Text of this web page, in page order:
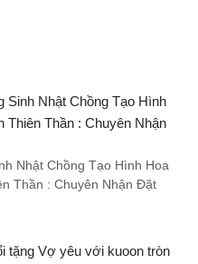
Nhật Chồng Tạo Hình Hoa
Thần : Chuyên Nhận Đặt
tặng Vợ yêu với kuoon tròn